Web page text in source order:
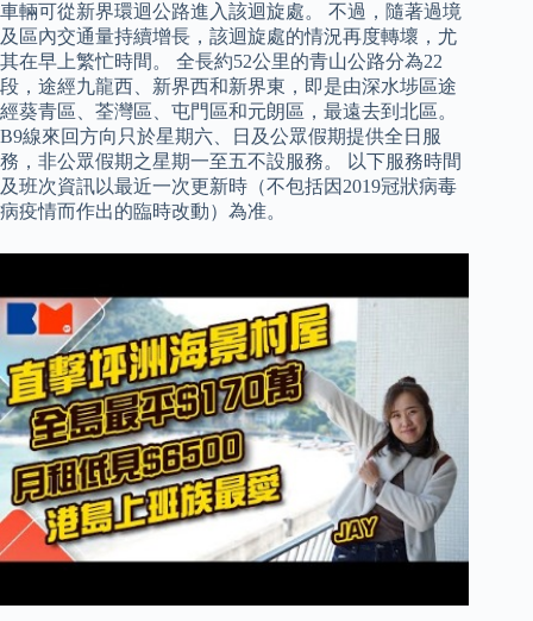
車輛可從新界環迴公路進入該迴旋處。 不過，隨著過境
及區內交通量持續增長，該迴旋處的情況再度轉壞，尤
其在早上繁忙時間。 全長約52公里的青山公路分為22
段，途經九龍西、新界西和新界東，即是由深水埗區途
經葵青區、荃灣區、屯門區和元朗區，最遠去到北區。
B9線來回方向只於星期六、日及公眾假期提供全日服
務，非公眾假期之星期一至五不設服務。 以下服務時間
及班次資訊以最近一次更新時（不包括因2019冠狀病毒
病疫情而作出的臨時改動）為准。